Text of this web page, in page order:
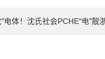
电体！沈氏社会PCHE“电”